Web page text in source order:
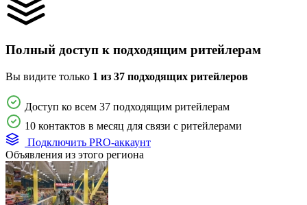
Полный доступ к подходящим ритейлерам
Вы видите только 1 из 37 подходящих ритейлеров
Доступ ко всем 37 подходящим ритейлерам
10 контактов в месяц для связи с ритейлерами
Подключить PRO-аккаунт
Объявления из этого региона